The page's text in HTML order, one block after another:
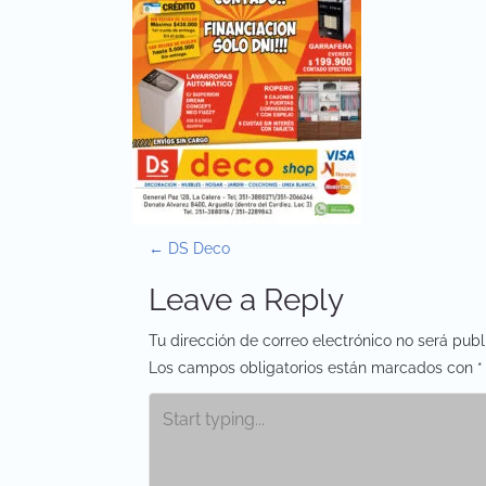
P
o
s
t
n
← DS Deco
Leave a Reply
Tu dirección de correo electrónico no será
Los campos obligatorios están marcados con *